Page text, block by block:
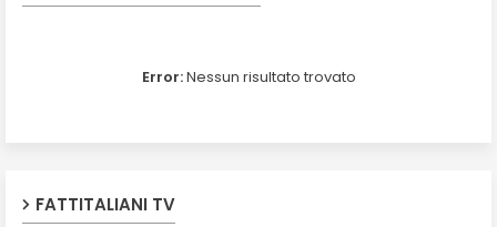
Error:Nessun risultato trovato
FATTITALIANI TV